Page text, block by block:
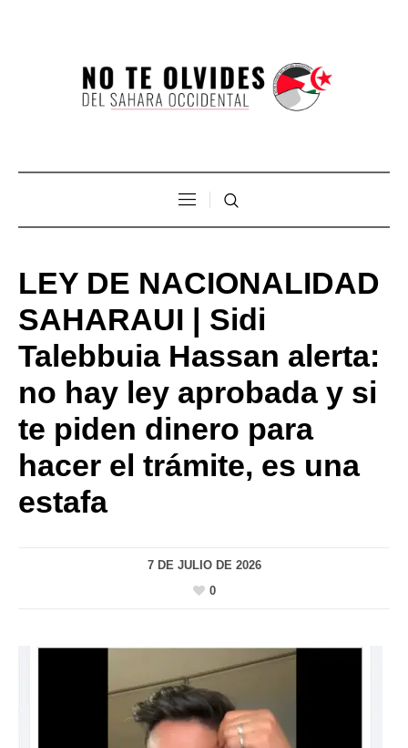
LEY DE NACIONALIDAD
SAHARAUI | Sidi
Talebbuia Hassan alerta:
no hay ley aprobada y si
te piden dinero para
hacer el trámite, es una
estafa
7 DE JULIO DE 2026
0